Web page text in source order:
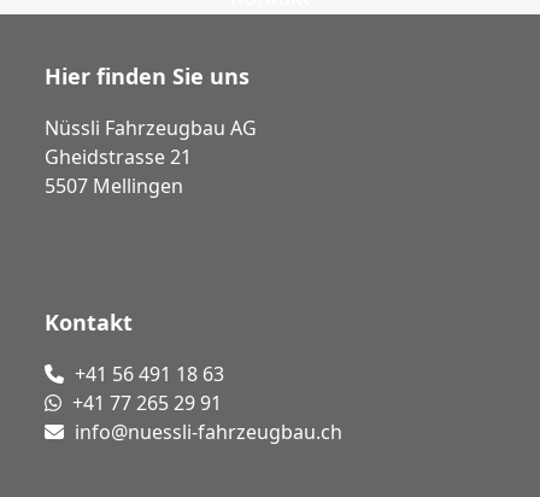
Hier finden Sie uns
Nüssli Fahrzeugbau AG
Gheidstrasse 21
5507 Mellingen
Kontakt
+41 56 491 18 63
+41 77 265 29 91
info@nuessli-fahrzeugbau.ch